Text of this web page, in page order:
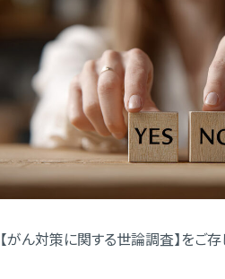
【がん対策に関する世論調査】をご存